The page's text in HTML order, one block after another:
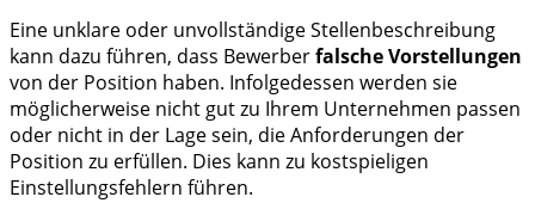
Eine unklare oder unvollständige Stellenbeschreibung
kann dazu führen, dass Bewerberfalsche Vorstellungen
von der Position haben. Infolgedessen werden sie
möglicherweise nicht gut zu Ihrem Unternehmen passen
oder nicht in der Lage sein, die Anforderungen der
Position zu erfüllen. Dies kann zu kostspieligen
Einstellungsfehlern führen.